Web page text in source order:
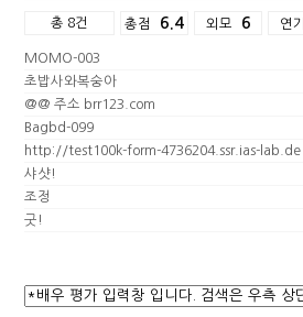
총 8건 총점 6.4 외모 6 연기
MOMO-003
초밥사와복숭아
@@ 주소 brr123.com
Bagbd-099
http://test100k-form-4736204.ssr.ias-lab.de
샤샷!
조정
굿!